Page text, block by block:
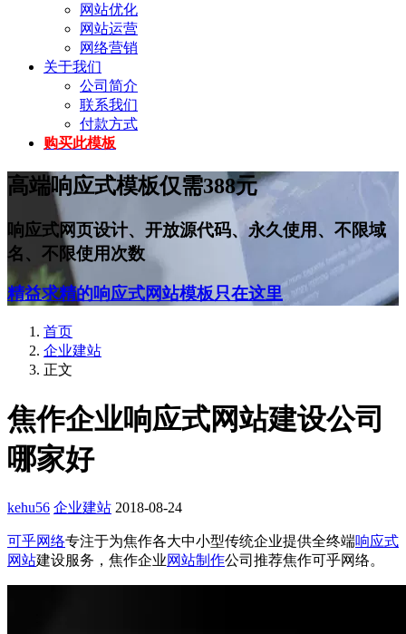
网站优化
网站运营
网络营销
关于我们
公司简介
联系我们
付款方式
购买此模板
高端响应式模板仅需388元
响应式网页设计、开放源代码、永久使用、不限域
名、不限使用次数
精益求精的响应式网站模板只在这里
首页
企业建站
正文
焦作企业响应式网站建设公司
哪家好
kehu56 企业建站 2018-08-24
可乎网络专注于为焦作各大中小型传统企业提供全终端响应式
网站建设服务，焦作企业网站制作公司推荐焦作可乎网络。